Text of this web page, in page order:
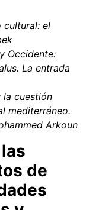
cultural: el
Occidente:
La entrada
la cuestión
mediterráneo.
Arkoun
de